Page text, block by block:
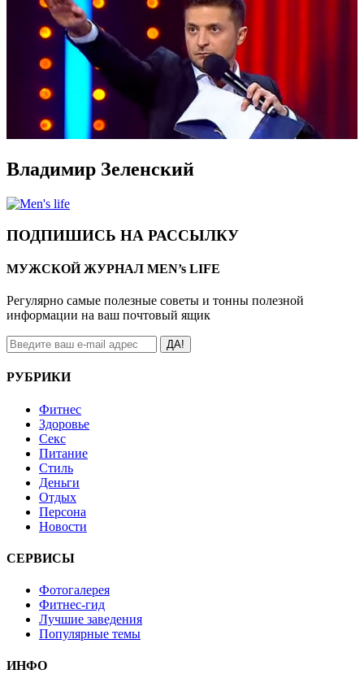
Владимир Зеленский
ПОДПИШИСЬ НА РАССЫЛКУ
МУЖСКОЙ ЖУРНАЛ MEN’s LIFE
Регулярно самые полезные советы и тонны полезной
информации на ваш почтовый ящик
ДА!
РУБРИКИ
Фитнес
Здоровье
Секс
Питание
Стиль
Деньги
Отдых
Персона
Новости
СЕРВИСЫ
Фотогалерея
Фитнес-гид
Лучшие заведения
Популярные темы
ИНФО